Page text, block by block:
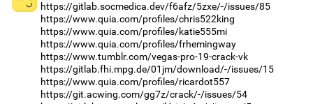
https://gitlab.socmedica.dev/f6afz/5zxe/-/issues/85
https://www.quia.com/profiles/chris522king
https://www.quia.com/profiles/katie555mi
https://www.quia.com/profiles/frhemingway
https://www.tumblr.com/vegas-pro-19-crack-vk
https://gitlab.fhi.mpg.de/01jm/download/-/issues/15
https://www.quia.com/profiles/ricardot557
https://git.acwing.com/gg7z/crack/-/issues/54